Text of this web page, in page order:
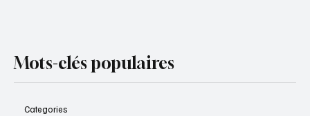
Mots-clés populaires
Categories